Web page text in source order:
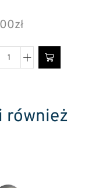
zł
również